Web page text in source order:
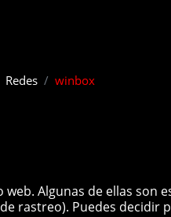
Redes winbox
Algunas de ellas
rastreo). Puedes decidir